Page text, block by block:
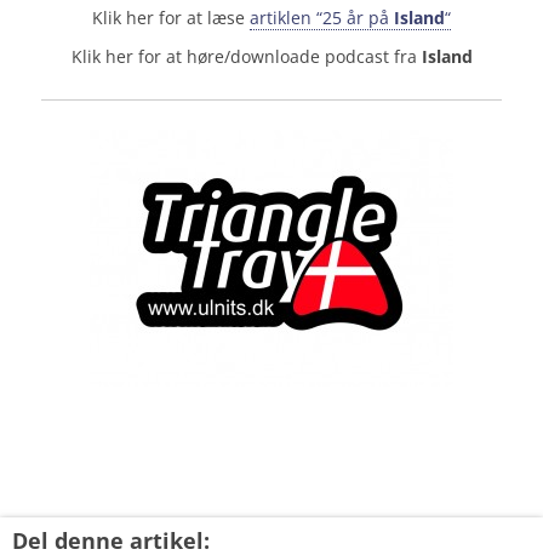
Klik her for at læse artiklen “25 år på Island“
Klik her for at høre/downloade podcast fra Island
Del denne artikel: